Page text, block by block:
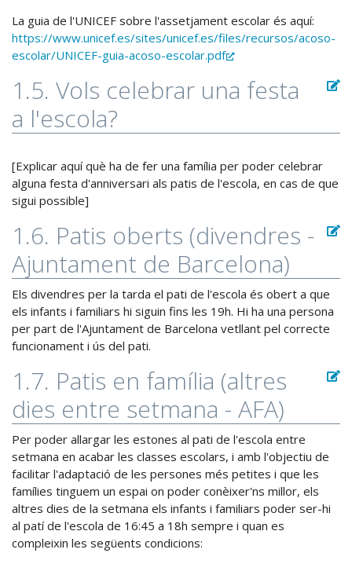
La guia de l'UNICEF sobre l'assetjament escolar és aquí:
https://www.unicef.es/sites/unicef.es/files/recursos/acoso-
escolar/UNICEF-guia-acoso-escolar.pdf
1.5. Vols celebrar una festa
a l'escola?
[Explicar aquí què ha de fer una família per poder celebrar
alguna festa d'anniversari als patis de l'escola, en cas de que
sigui possible]
1.6. Patis oberts (divendres -
Ajuntament de Barcelona)
Els divendres per la tarda el pati de l'escola és obert a que
els infants i familiars hi siguin fins les 19h. Hi ha una persona
per part de l'Ajuntament de Barcelona vetllant pel correcte
funcionament i ús del pati.
1.7. Patis en família (altres
dies entre setmana - AFA)
Per poder allargar les estones al pati de l'escola entre
setmana en acabar les classes escolars, i amb l'objectiu de
facilitar l'adaptació de les persones més petites i que les
famílies tinguem un espai on poder conèixer'ns millor, els
altres dies de la setmana els infants i familiars poder ser-hi
al patí de l'escola de 16:45 a 18h sempre i quan es
compleixin les següents condicions: